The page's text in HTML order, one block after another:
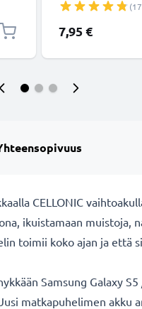
imukuppi,
älypuhelimen
tarkkuustyöhön
7,95 €
CELLONIC
ikuistamaan muistoja,
toimii koko ajan ja että
Samsung Galaxy
matkapuhelimen akku